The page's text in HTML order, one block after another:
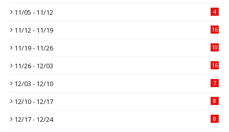
11/05 - 11/12 4
11/12 - 11/19 16
11/19 - 11/26 10
11/26 - 12/03 16
12/03 - 12/10 7
12/10 - 12/17 8
12/17 - 12/24 8